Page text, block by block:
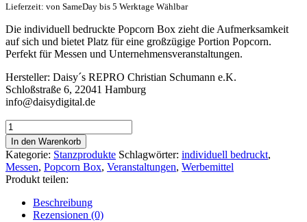
Lieferzeit: von SameDay bis 5 Werktage Wählbar
Die individuell bedruckte Popcorn Box zieht die Aufmerksamkeit
auf sich und bietet Platz für eine großzügige Portion Popcorn.
Perfekt für Messen und Unternehmensveranstaltungen.
Hersteller: Daisy´s REPRO Christian Schumann e.K.
Schloßstraße 6, 22041 Hamburg
info@daisydigital.de
Popcorn
Box
Menge
In den Warenkorb
Kategorie: Stanzprodukte Schlagwörter: individuell bedruckt,
Messen, Popcorn Box, Veranstaltungen, Werbemittel
Produkt teilen:
Beschreibung
Rezensionen (0)